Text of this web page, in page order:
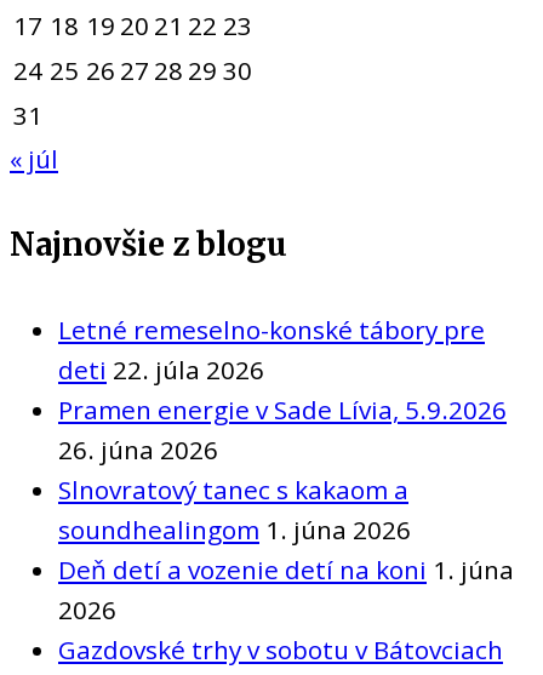
17 18 19 20 21 22 23
24 25 26 27 28 29 30
31
« júl
Najnovšie z blogu
Letné remeselno-konské tábory pre
deti 22. júla 2026
Pramen energie v Sade Lívia, 5.9.2026
26. júna 2026
Slnovratový tanec s kakaom a
soundhealingom 1. júna 2026
Deň detí a vozenie detí na koni 1. júna
2026
Gazdovské trhy v sobotu v Bátovciach